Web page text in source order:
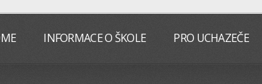
INFORMACE O ŠKOLE PRO UCHAZEČE